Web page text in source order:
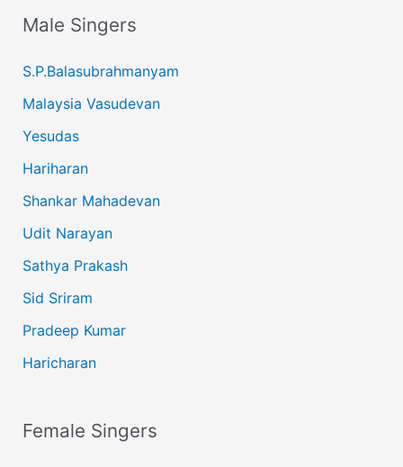
Male Singers
S.P.Balasubrahmanyam
Malaysia Vasudevan
Yesudas
Hariharan
Shankar Mahadevan
Udit Narayan
Sathya Prakash
Sid Sriram
Pradeep Kumar
Haricharan
Female Singers